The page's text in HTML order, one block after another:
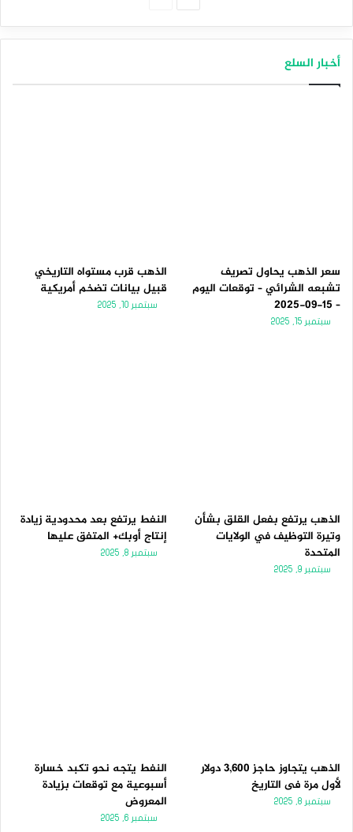
أخبار السلع
سعر الذهب يحاول تصريف
تشبعه الشرائي – توقعات اليوم
– 15-09-2025
سبتمبر 15, 2025
الذهب قرب مستواه التاريخي
قبيل بيانات تضخم أمريكية
سبتمبر 10, 2025
الذهب يرتفع بفعل القلق بشأن
وتيرة التوظيف في الولايات
المتحدة
سبتمبر 9, 2025
النفط يرتفع بعد محدودية زيادة
إنتاج أوبك+ المتفق عليها
سبتمبر 8, 2025
الذهب يتجاوز حاجز 3,600 دولار
لأول مرة فى التاريخ
سبتمبر 8, 2025
النفط يتجه نحو تكبد خسارة
أسبوعية مع توقعات بزيادة
المعروض
سبتمبر 6, 2025